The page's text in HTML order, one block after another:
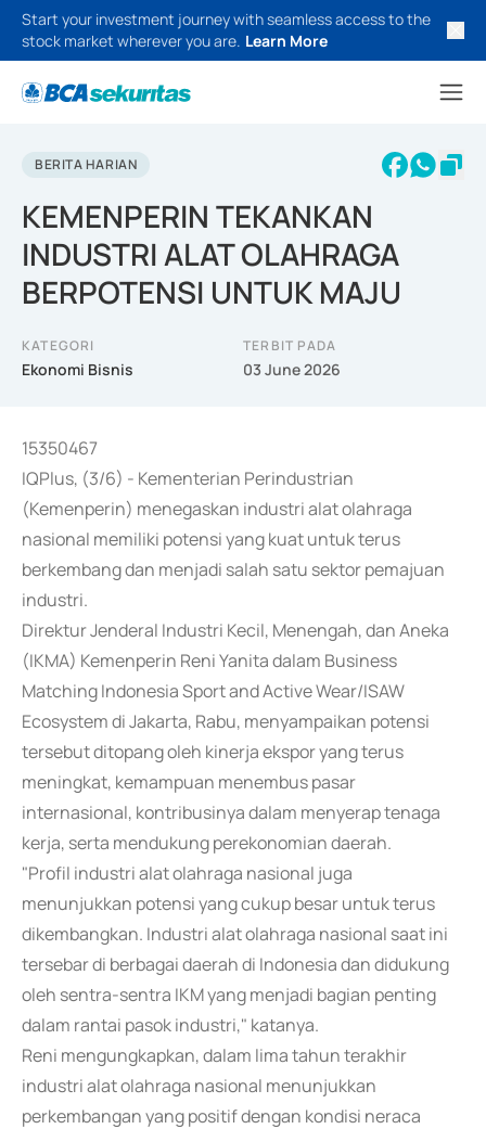
Start your investment journey with seamless access to the
stock market wherever you are. Learn More
BERITA HARIAN
KEMENPERIN TEKANKAN
INDUSTRI ALAT OLAHRAGA
BERPOTENSI UNTUK MAJU
KATEGORI
Ekonomi Bisnis
TERBIT PADA
03 June 2026
15350467
IQPlus, (3/6) - Kementerian Perindustrian
(Kemenperin) menegaskan industri alat olahraga
nasional memiliki potensi yang kuat untuk terus
berkembang dan menjadi salah satu sektor pemajuan
industri.
Direktur Jenderal Industri Kecil, Menengah, dan Aneka
(IKMA) Kemenperin Reni Yanita dalam Business
Matching Indonesia Sport and Active Wear/ISAW
Ecosystem di Jakarta, Rabu, menyampaikan potensi
tersebut ditopang oleh kinerja ekspor yang terus
meningkat, kemampuan menembus pasar
internasional, kontribusinya dalam menyerap tenaga
kerja, serta mendukung perekonomian daerah.
"Profil industri alat olahraga nasional juga
menunjukkan potensi yang cukup besar untuk terus
dikembangkan. Industri alat olahraga nasional saat ini
tersebar di berbagai daerah di Indonesia dan didukung
oleh sentra-sentra IKM yang menjadi bagian penting
dalam rantai pasok industri," katanya.
Reni mengungkapkan, dalam lima tahun terakhir
industri alat olahraga nasional menunjukkan
perkembangan yang positif dengan kondisi neraca